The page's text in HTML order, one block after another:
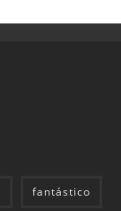
fantástico